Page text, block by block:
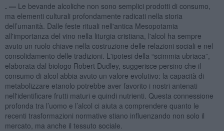
. — Le bevande alcoliche non sono semplici prodotti di consumo,
ma elementi culturali profondamente radicati nella storia
dell’umanità. Dalle feste rituali nell'antica Mesopotamia
all'importanza del vino nella liturgia cristiana, l'alcol ha sempre
avuto un ruolo chiave nella costruzione delle relazioni sociali e nel
consolidamento delle tradizioni. L'ipotesi della “scimmia ubriaca”,
elaborata dal biologo Robert Dudley, suggerisce persino che il
consumo di alcol abbia avuto un valore evolutivo: la capacità di
metabolizzare etanolo potrebbe aver favorito i nostri antenati
nell'identificare frutti maturi e quindi nutrienti. Questa connessione
profonda tra l’uomo e l’alcol ci aiuta a comprendere quanto le
recenti trasformazioni normative stiano influenzando non solo il
mercato, ma anche il tessuto sociale.